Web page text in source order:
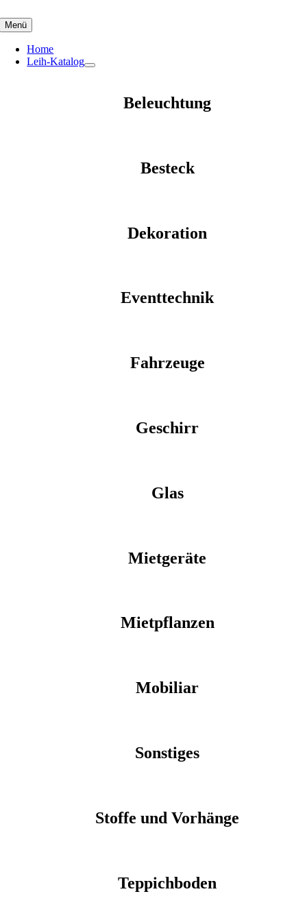
to
content
Menü
Home
Leih-Katalog
Beleuchtung
Besteck
Dekoration
Eventtechnik
Fahrzeuge
Geschirr
Glas
Mietgeräte
Mietpflanzen
Mobiliar
Sonstiges
Stoffe und Vorhänge
Teppichboden